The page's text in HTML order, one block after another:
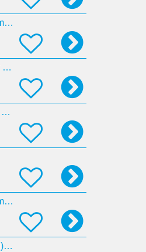
Ausbildung Pflegeassistent / Pflegefachhelfer (m/w/d) 2027 K&S Seniorenresidenz Nordhausen
Dein neuer Job als Pflegehilfskraft/ Pflegehelfer (m/w/d) ambulant wartet! Bereit für die
Gelernte Pflegehelfer (m/w/d) Johanniterhäuser Heiligenstadt
Ausbildung Pflegeassistent / Pflegefachhelfer (m/w/d) Start 2027
Pflegekraft | Pflegehilfskraft| Pflegehelfer (m/w/d) für den ambulanten Pflegedienst Meiningen